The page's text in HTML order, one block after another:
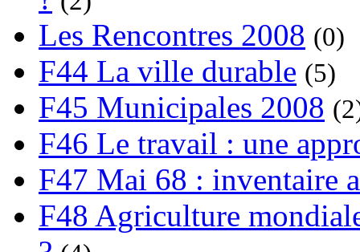
Les Rencontres 2008 (0)
F44 La ville durable (5)
F45 Municipales 2008
F46 Le travail : une
F47 Mai 68 : inventaire
F48 Agriculture